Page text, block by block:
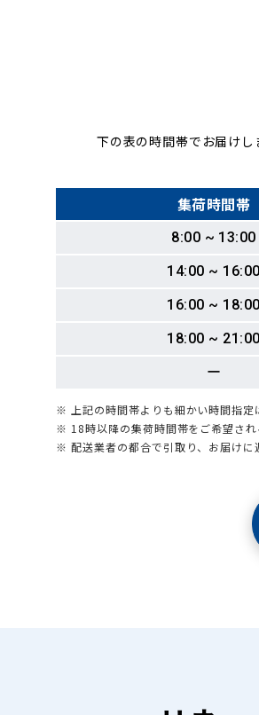
下の表の時間帯でお届け
集荷時間帯
8:00 ~ 13:00
14:00 ~ 16:00
16:00 ~ 18:00
18:00 ~ 21:00
ー
※ 上記の時間帯よりも細かい時間指定
※ 18時以降の集荷時間帯をご希望され
※ 配送業者の都合で引取り、お届けに